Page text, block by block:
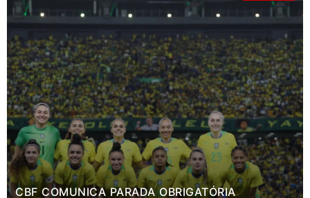
CBF COMUNICA PARADA OBRIGATÓRIA